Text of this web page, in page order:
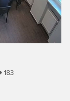
183